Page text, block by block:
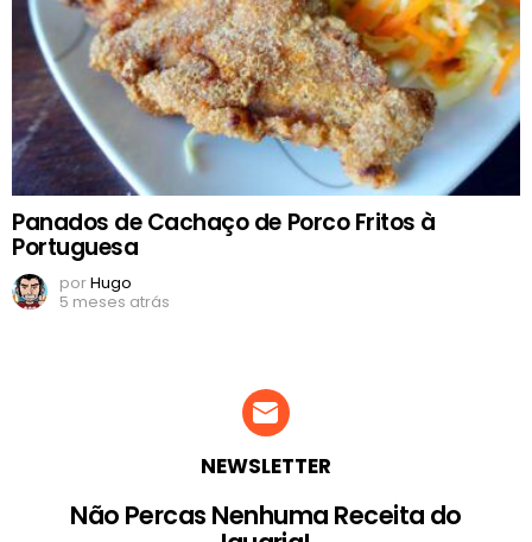
Panados de Cachaço de Porco Fritos à
Portuguesa
porHugo
5 meses atrás
NEWSLETTER
Não Percas Nenhuma Receita do